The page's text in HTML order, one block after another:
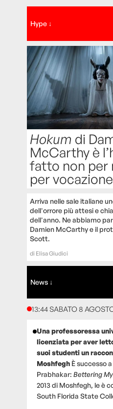
Hype ↓
Hokum di
McCarthy è
fatto non per
per vocazione
Arriva nelle sale italiane
dell'orrore più attesi e
dell'anno. Ne abbiamo
Damien McCarthy e il
Scott.
di Elisa Giudici
News ↓
13:44 SABATO 8
Una professoressa
licenziata per aver
suoi studenti un
Moshfegh È successo
Prabhakar: Bettering
2013 di Moshfegh, le è
South Florida State